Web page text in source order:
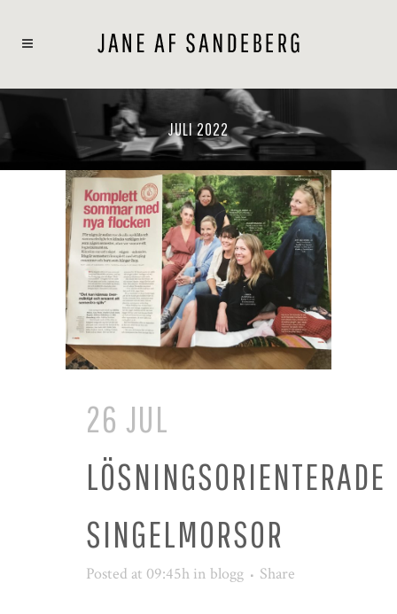
JULI 2022
26 JUL
LÖSNINGSORIENTERADE
SINGELMORSOR
Posted at 09:45h in blogg Share